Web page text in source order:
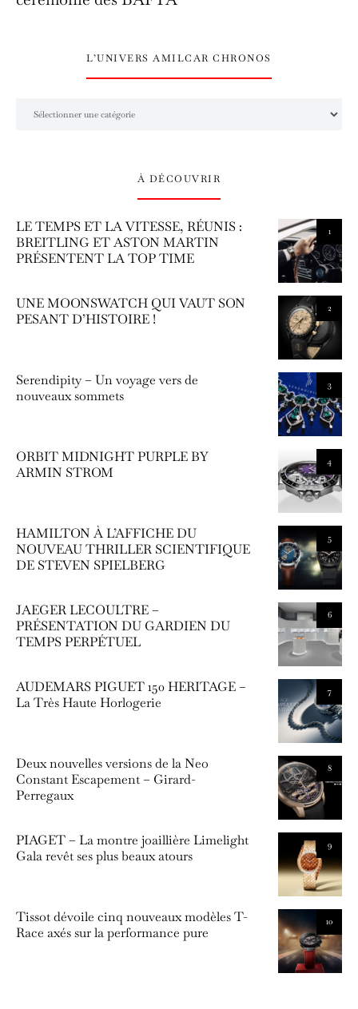
L’UNIVERS AMILCAR CHRONOS
À DÉCOUVRIR
1
LE TEMPS ET LA VITESSE, RÉUNIS :
BREITLING ET ASTON MARTIN
PRÉSENTENT LA TOP TIME
2
UNE MOONSWATCH QUI VAUT SON
PESANT D’HISTOIRE !
3
Serendipity – Un voyage vers de
nouveaux sommets
4
ORBIT MIDNIGHT PURPLE BY
ARMIN STROM
5
HAMILTON À L’AFFICHE DU
NOUVEAU THRILLER SCIENTIFIQUE
DE STEVEN SPIELBERG
6
JAEGER LECOULTRE –
PRÉSENTATION DU GARDIEN DU
TEMPS PERPÉTUEL
7
AUDEMARS PIGUET 150 HERITAGE –
La Très Haute Horlogerie
8
Deux nouvelles versions de la Neo
Constant Escapement – Girard-
Perregaux
9
PIAGET – La montre joaillière Limelight
Gala revêt ses plus beaux atours
10
Tissot dévoile cinq nouveaux modèles T-
Race axés sur la performance pure